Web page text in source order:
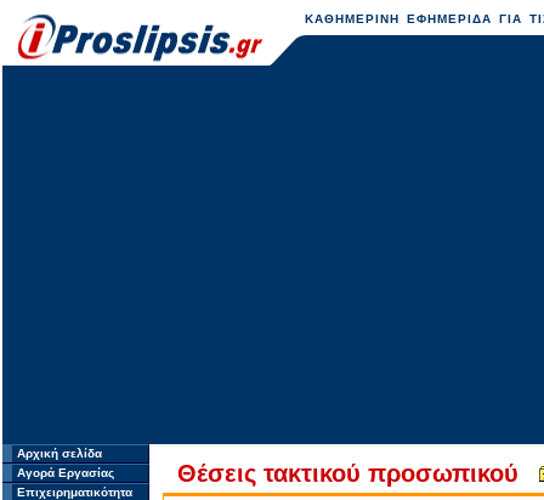
ΚΑΘΗΜΕΡΙΝΗ ΕΦΗΜΕΡΙΔΑ ΓΙΑ
Αρχική σελίδα
Αγορά Εργασίας
Επιχειρηματικότητα
Θέσεις τακτικού προσωπικού